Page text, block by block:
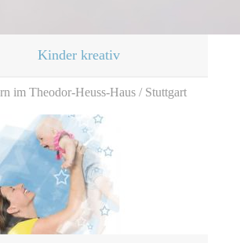
Kinder kreativ
im Theodor-Heuss-Haus / Stuttgart